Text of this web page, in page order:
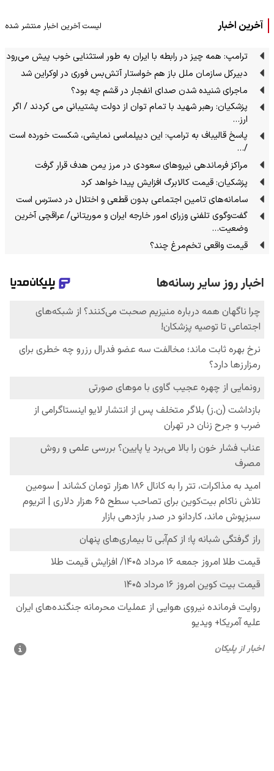
آخرین اخبار لیست آخرین اخبار منتشر شده
ترامپ: همه چیز در رابطه با ایران به طور استثنایی خوب پیش می‌رود
دبیرکل سازمان ملل باز هم خواستار آتش‌بس فوری در اوکراین شد
ماجرای شنیده شدن صدای انفجار در قشم چه بود؟
پزشکیان: رهبر شهید با تمام توان از دولت پشتیبانی می کردند / اگر
ارز…
پاسخ قالیباف به ترامپ: این دیپلماسی نمایشی، شکست خورده است
/…
مراکز فرماندهی نیروهای سعودی در مرز یمن هدف قرار گرفت
پزشکیان: قیمت کالابرگ افزایش پیدا خواهد کرد
سامانه‌های تامین اجتماعی بدون قطعی و اختلال در دسترس است
گفت‌وگوی تلفنی وزرای امور خارجه ایران و موریتانی/ عراقچی آخرین
وضعیت…
قیمت واقعی تخم‌مرغ چند؟